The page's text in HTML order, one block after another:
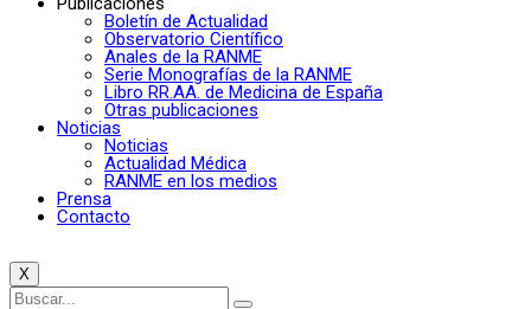
Boletín de Actualidad
Observatorio Científico
Anales de la RANME
Serie Monografías de la RANME
Libro RR.AA. de Medicina de España
Otras publicaciones
Noticias
Noticias
Actualidad Médica
RANME en los medios
Prensa
Contacto
X